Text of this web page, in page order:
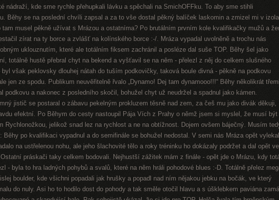
nádraží, kde sme rychle přehupkali lávku a spěchali na SmichOFFku. To aby sme stihli
Běhy se na poslední chvíli zapsal a za to vše dostal pěkný balíček laskomin a zmizel mi v
musel pěkně užívat s Mrázou a ostatníma? Po brutálním prvním kole kvalifikačky mužů a
zírat na ty borce a zvlášť na kolínského borce :-/. Mráza vypadal uvolněně a trochu nás
uklouznutím, které ale totálním fiksem zachránil a posléze dal suše TOP. Běhy šel jako
totálně hustě přebral chyt na bekend a vyšťavil se na něm - přelezl z něj do celkem slušného
byl však peklovsky dlouhej nátah do tuším podkovičky, taková boule divná - pěkně na podkovu
jen ze spodu. Publikum neuvěřitelně řvalo „Dynamo! Dej tam dynamooo!!!“ Běhy několikrát třemi
podkovu a nakonec z posledního skočil, bohužel chyt už neudržel a spadnul jako kámen.
jistič se postaral o zábavu pekelným prokluzem těsně nad zem, za češ mu jako divák děkuji,
efektní. Po Běhym do cesty nastoupil Pája Vích z Prahy o němž jsem si myslel, že musí být
Rychlonožkou, jelikož snad lez na rychlost a ne na obtížnost. Dojem ovšem báječný. Musím
Běhy po kvalifikaci vypadnul a do semifinále se bohužel nedostal. V semi nás Mráza opět
na ustřelenou nohu, ale jeho šlachovité tělo a roky tréninku ho dokázaly podržet a dal opět
práskači taky celkem bodovali. Nejhustší zážitek mám z finále - opět jde o Mrázu, kdy
- byla to hra ladných pohybů a svalů, které na něm hráli pohodové blues :-D. Totálně přelez
boulder, kde všichni popadali jak hrušky a popadl nad ním nějakou jebku na bočák, ve který
do nuly. Asi ho to hodilo dost do pohody a tak směle otočil hlavu a s úšklebkem paviána